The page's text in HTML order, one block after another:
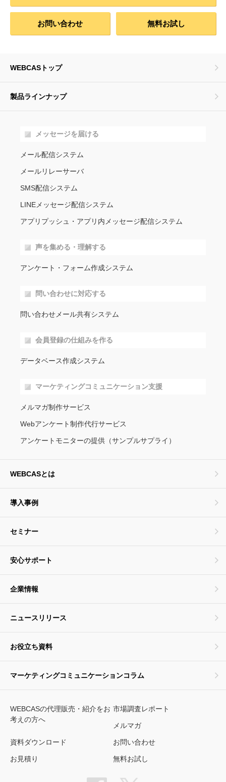
お問い合わせ 無料お試し
WEBCASトップ
製品ラインナップ
メッセージを届ける
メール配信システム
メールリレーサーバ
SMS配信システム
LINEメッセージ配信システム
アプリプッシュ・アプリ内メッセージ配信システム
声を集める・理解する
アンケート・フォーム作成システム
問い合わせに対応する
問い合わせメール共有システム
会員登録の仕組みを作る
データベース作成システム
マーケティングコミュニケーション支援
メルマガ制作サービス
Webアンケート制作代行サービス
アンケートモニターの提供（サンプルサプライ）
WEBCASとは
導入事例
セミナー
安心サポート
企業情報
ニュースリリース
お役立ち資料
マーケティングコミュニケーションコラム
WEBCASの代理販売・紹介をお
考えの方へ
市場調査レポート
メルマガ
資料ダウンロード お問い合わせ
お見積り 無料お試し